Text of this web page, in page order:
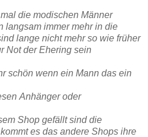
die modischen Männer
langsam immer mehr in die
lange nicht mehr so wie früher
Not der Ehering sein
schön wenn ein Mann das ein
Anhänger oder
Shop gefällt sind die
es das andere Shops ihre